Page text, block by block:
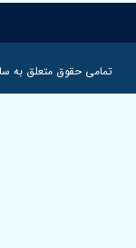
تمامی حقوق متعلق به